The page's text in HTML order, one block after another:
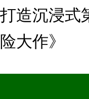
打造沉浸式
险大作》